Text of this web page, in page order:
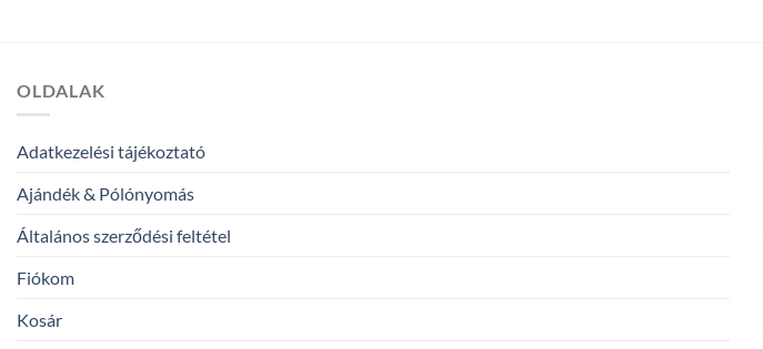
OLDALAK
Adatkezelési tájékoztató
Ajándék & Pólónyomás
Általános szerződési feltétel
Fiókom
Kosár